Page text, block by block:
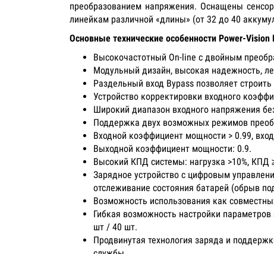
преобразованием напряжения. Оснащены
линейкам различной «длины» (от 32 до 40
Основные технические особенности Power-Vision
Высокочастотный On-line с двойным
Модульный дизайн, высокая надежность,
Раздельный вход Bypass позволяет
Устройство корректировки входного
Широкий диапазон входного напряжения
Поддержка двух возможных режимов
Входной коэффициент мощности > 0.99,
Выходной коэффициент мощности: 0.9.
Высокий КПД системы: нагрузка >10%, КПД
Зарядное устройство с цифровым
отслеживание состояния батарей (обрыв
Возможность использования как
Гибкая возможность настройки
шт / 40 шт.
Продвинутая технология заряда и